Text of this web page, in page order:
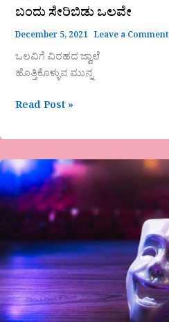
ಬಂದು ಸೇರಿಬಿಡು ಒಲವೇ
December 5, 2021 Leave a Comment
ಒಲವಿಗೆ ವಿರಹದ ಜ್ವಾಲೆ
ಹೊತ್ತಿಕೊಳ್ಳುವ ಮುನ್ನ
Read Post »
ರೂಪಾಂತರ